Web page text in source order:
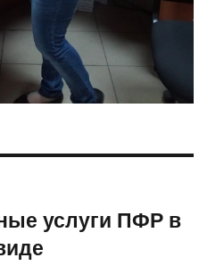
услуги ПФР в